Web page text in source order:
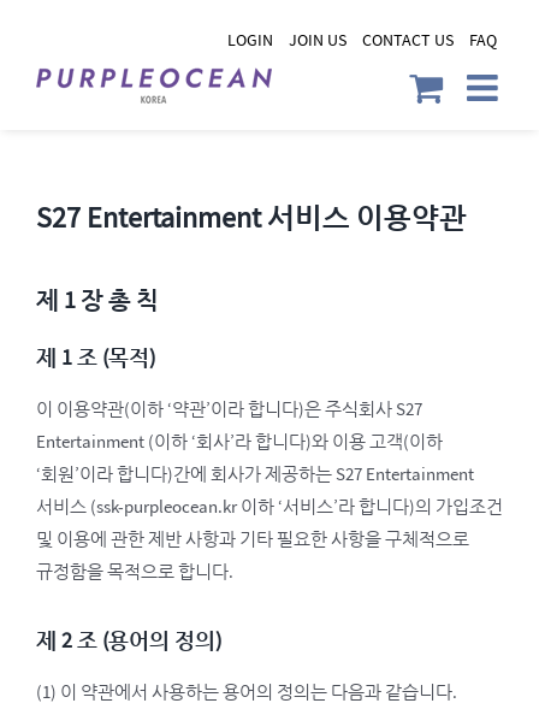
content
LOGIN JOIN US CONTACT US FAQ
S27 Entertainment 서비스 이용약관
제 1 장 총 칙
제 1 조 (목적)
이 이용약관(이하 ‘약관’이라 합니다)은 주식회사 S27
Entertainment (이하 ‘회사’라 합니다)와 이용 고객(이하
‘회원’이라 합니다)간에 회사가 제공하는 S27 Entertainment
서비스 (ssk-purpleocean.kr 이하 ‘서비스’라 합니다)의 가입조건
및 이용에 관한 제반 사항과 기타 필요한 사항을 구체적으로
규정함을 목적으로 합니다.
제 2 조 (용어의 정의)
(1) 이 약관에서 사용하는 용어의 정의는 다음과 같습니다.